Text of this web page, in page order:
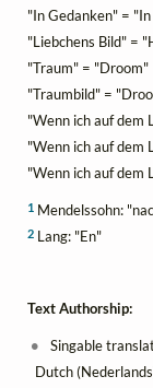
"In Gedanken" =
"Liebchens Bild" =
"Traum" = "Droom"
"Traumbild" =
"Wenn ich auf dem
"Wenn ich auf dem
"Wenn ich auf dem
1 Mendelssohn:
2 Lang: "En"
Text Authorship:
Singable
Dutch